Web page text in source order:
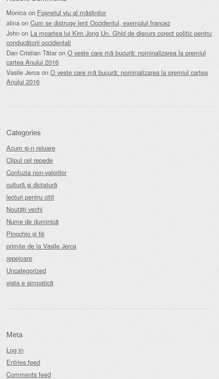
Monica on Foșnetul viu al măslinilor
alina on Cum se distruge lent Occidentul, exemplul francez
John on La moartea lui Kim Jong Un. Ghid de discurs corect politic pentru
conducătorii occidentali
Dan Cristian Tătar on O veste care mă bucură: nominalizarea la premiul
cartea Anului 2016
Vasile Jerca on O veste care mă bucură: nominalizarea la premiul cartea
Anului 2016
Categories
Acum și-n reluare
Clipul cel repede
Confuzia non-valorilor
cultură şi dictatură
lecturi pentru citit
Noutăţi vechi
Nume de duminică
Pinochio şi fiii
primite de la Vasile Jerca
repejoare
Uncategorized
viata e simpatică
Meta
Log in
Entries feed
Comments feed